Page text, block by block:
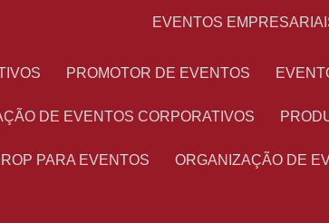
EVENTOS
PROMOTOR DE EVENTOS
DE EVENTOS CORPORATIVOS
PARA EVENTOS ORGANIZAÇÃO DE